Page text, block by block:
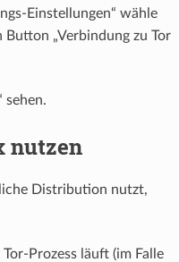
Einstellungen“ wähle
„Verbindung zu Tor
sehen.
nutzen
Distribution nutzt,
Prozess läuft (im Falle